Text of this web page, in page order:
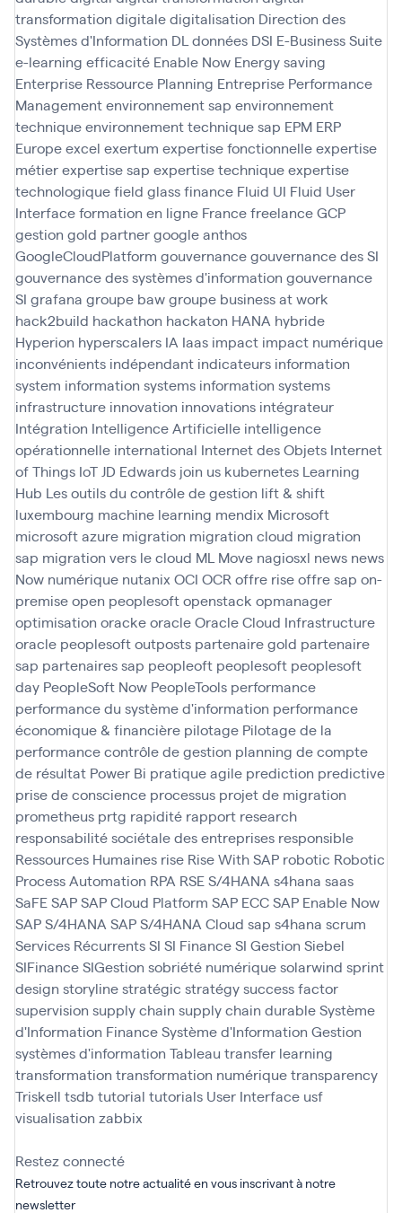
transformation digitaledigitalisation Direction des
Systèmes d'Information DL données DSI E-Business Suite
e-learning efficacité Enable Now Energy saving
Enterprise Ressource Planning Entreprise Performance
Managementenvironnement sap environnement
techniqueenvironnement technique sap EPM ERP
Europeexcel exertum expertise fonctionnelleexpertise
métierexpertise sap expertise techniqueexpertise
technologiquefield glassfinance Fluid UI Fluid User
Interfaceformation en ligne FrancefreelanceGCP
gestion gold partnergoogle anthos
GoogleCloudPlatform gouvernancegouvernance des SI
gouvernance des systèmes d'information gouvernance
SI grafana groupe bawgroupe business at work
hack2build hackathon hackaton HANA hybride
Hyperion hyperscalers IA Iaas impact impact numérique
inconvénients indépendant indicateurs information
system information systems information systems
infrastructure innovation innovations intégrateur
Intégration Intelligence Artificielle intelligence
opérationnelle international Internet des Objets Internet
of Things IoT JD Edwards join us kubernetes Learning
Hub Les outils du contrôle de gestion lift & shift
luxembourg machine learning mendix Microsoft
microsoft azure migration migration cloud migration
sap migration vers le cloud ML Move nagiosxl news news
Now numérique nutanix OCI OCR offre riseoffre sap on-
premiseopen peoplesoftopenstack opmanager
optimisation orackeoracleOracle Cloud Infrastructure
oracle peoplesoftoutposts partenaire gold partenaire
sap partenaires sap peopleoft peoplesoft peoplesoft
day PeopleSoft Now PeopleTools performance
performance du système d'information performance
économique & financière pilotage Pilotage de la
performance contrôle de gestion planning de compte
de résultat Power Bi pratique agile prediction predictive
prise de conscience processus projet de migration
prometheus prtg rapidité rapport research
responsabilité sociétale des entreprises responsible
Ressources Humaines rise Rise With SAP robotic Robotic
Process Automation RPA RSES/4HANA s4hana saas
SaFESAPSAP Cloud Platform SAP ECCSAP Enable Now
SAP S/4HANA SAP S/4HANA Cloud sap s4hana scrum
Services RécurrentsSI SI FinanceSI Gestion Siebel
SIFinanceSIGestion sobriété numériquesolarwind sprint
design storylinestratégic stratégysuccess factor
supervision supply chain supply chain durableSystème
d'Information FinanceSystème d'Information Gestion
systèmes d'information Tableau transfer learning
transformation transformation numériquetransparency
Triskell tsdb tutorial tutorials User Interface usf
visualisation zabbix
Restez connecté
Retrouvez toute notre actualité en vous inscrivant à notre
newsletter